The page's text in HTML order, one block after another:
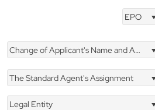
EPO
Change of Applicant's Name and Address
The Standard Agent's Assignment
Legal Entity